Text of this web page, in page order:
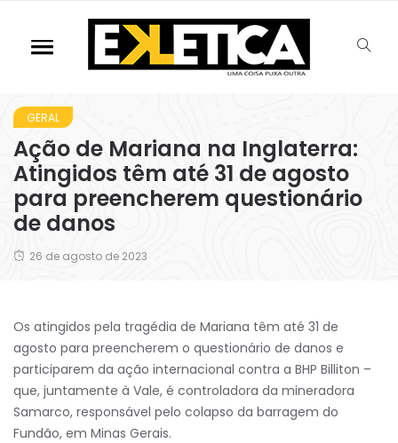
GERAL
Ação de Mariana na Inglaterra:
Atingidos têm até 31 de agosto
para preencherem questionário
de danos
26 de agosto de 2023
Os atingidos pela tragédia de Mariana têm até 31 de
agosto para preencherem o questionário de danos e
participarem da ação internacional contra a BHP Billiton –
que, juntamente à Vale, é controladora da mineradora
Samarco, responsável pelo colapso da barragem do
Fundão, em Minas Gerais.